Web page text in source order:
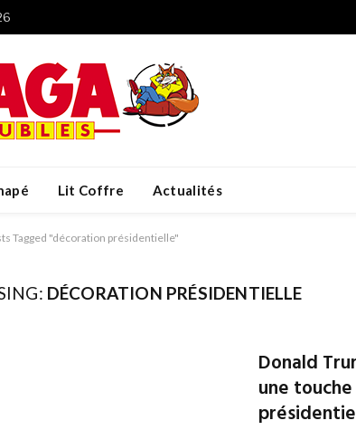
Lit Coffre Actualités
Tagged "décoration présidentielle"
DÉCORATION PRÉSIDENTIELLE
Donald
une